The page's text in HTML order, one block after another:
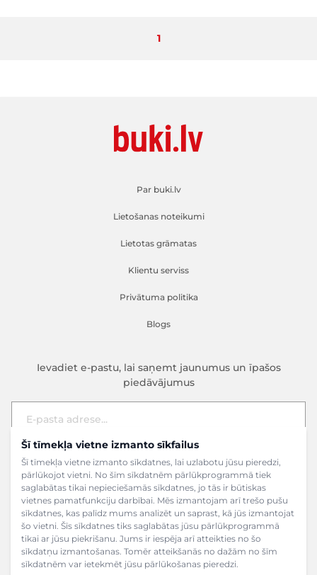
Šī tīmekļa vietne izmanto sīkfailus
Šī tīmekļa vietne izmanto sīkdatnes, lai uzlabotu jūsu pieredzi,
pārlūkojot vietni. No šīm sīkdatnēm pārlūkprogrammā tiek
saglabātas tikai nepieciešamās sīkdatnes, jo tās ir būtiskas
vietnes pamatfunkciju darbībai. Mēs izmantojam arī trešo pušu
sīkdatnes, kas palīdz mums analizēt un saprast, kā jūs izmantojat
šo vietni. Šīs sīkdatnes tiks saglabātas jūsu pārlūkprogrammā
tikai ar jūsu piekrišanu. Jums ir iespēja arī atteikties no šo
sīkdatņu izmantošanas. Tomēr atteikšanās no dažām no šīm
sīkdatnēm var ietekmēt jūsu pārlūkošanas pieredzi.
Pašlaik lasāt lapu
1
Par buki.lv
Lietošanas noteikumi
Lietotas grāmatas
Klientu serviss
Privātuma politika
Blogs
Ievadiet e-pastu, lai saņemt jaunumus un īpašos
piedāvājumus
E-pasta adrese
Pieteikties